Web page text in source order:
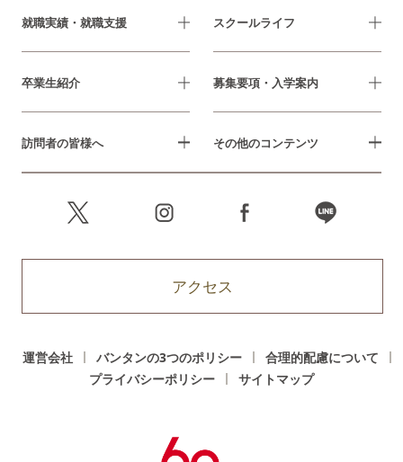
就職実績・就職支援 スクールライフ
卒業生紹介 募集要項・入学案内
訪問者の皆様へ その他のコンテンツ
アクセス
運営会社 バンタンの3つのポリシー
合理的配慮について
プライバシーポリシー
サイトマップ